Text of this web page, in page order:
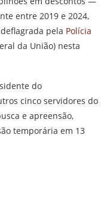
entre 2019 e 2024,
pela Polícia
da União) nesta
do
cinco servidores do
e apreensão,
temporária em 13